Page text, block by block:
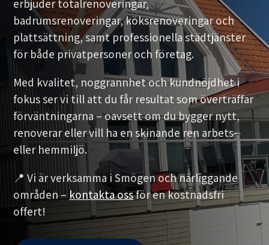
erbjuder totalrenoveringar,
badrumsrenoveringar, köksrenoveringar och
plattsättning, samt professionella städtjänster
för både privatpersoner och företag.
Med kvalitet, noggrannhet och kundnöjdhet i
fokus ser vi till att du får resultat som överträffar
förväntningarna – oavsett om du bygger nytt,
renoverar eller vill ha en skinande ren arbets-
eller hemmiljö.
📍 Vi är verksamma i Smögen och närliggande
områden –kontakta ossför en kostnadsfri
offert!